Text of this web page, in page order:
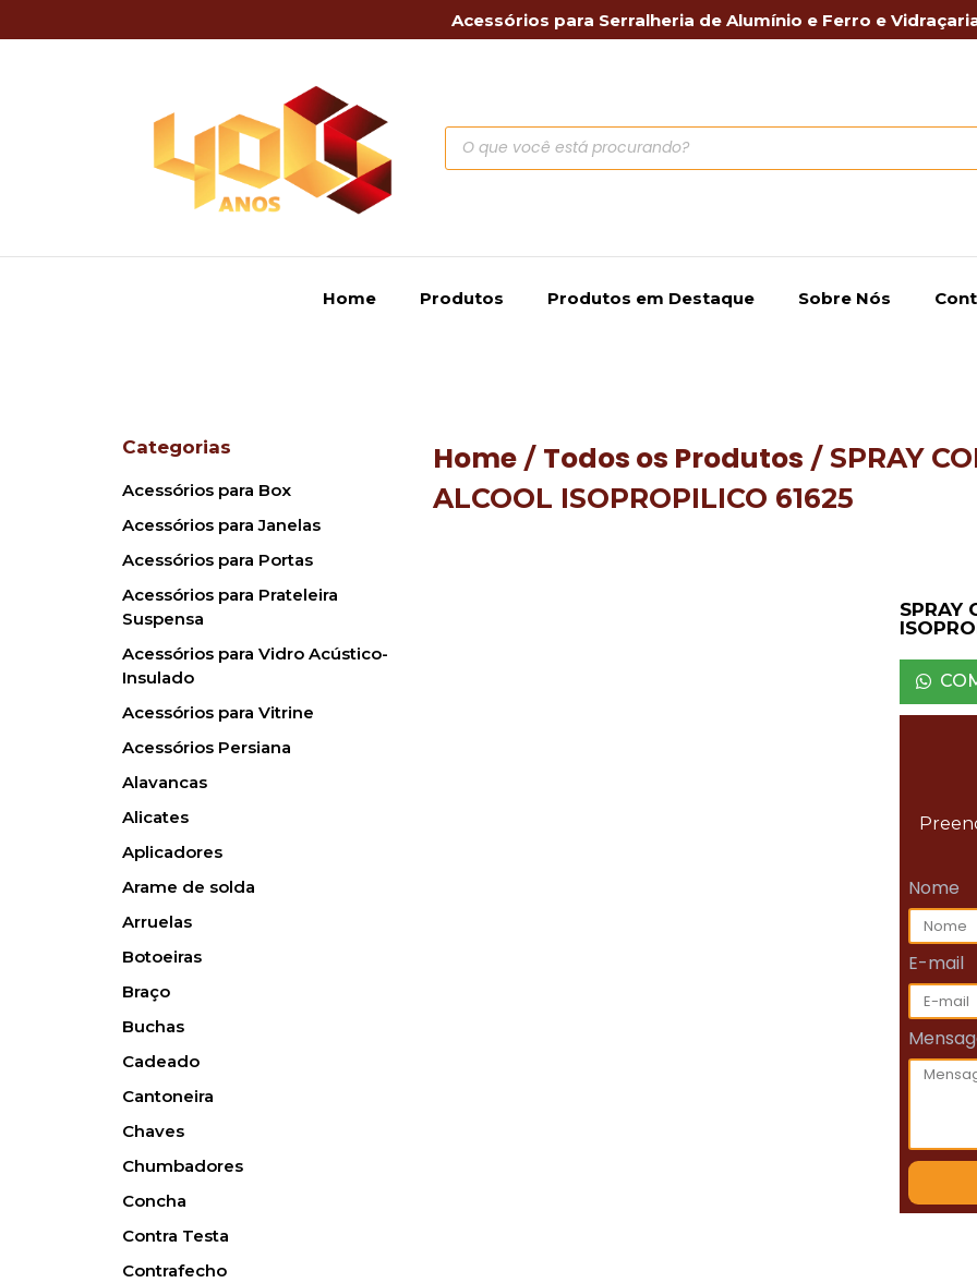
Acessórios para Serralheria de Alumínio e Ferro e
Home Produtos Produtos em Destaque Sobre Nós
Categorias
Acessórios para Box
Acessórios para Janelas
Acessórios para Portas
Acessórios para Prateleira
Suspensa
Acessórios para Vidro Acústico-
Insulado
Acessórios para Vitrine
Acessórios Persiana
Alavancas
Alicates
Aplicadores
Arame de solda
Arruelas
Botoeiras
Braço
Buchas
Cadeado
Cantoneira
Chaves
Chumbadores
Concha
Contra Testa
Contrafecho
Home / Todos os Produtos / SPRAY
ALCOOL ISOPROPILICO 61625
SPRAY
Nome
E-mail